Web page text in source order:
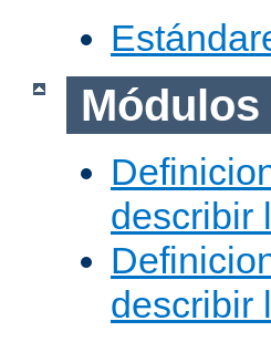
Módulos
describir
describir